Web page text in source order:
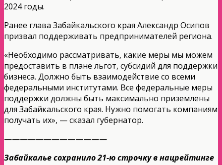
2024 годы.
Ранее глава Забайкальского края Александр Осипов
призвал поддерживать предпринимателей региона.
«Необходимо рассматривать, какие меры мы можем
предоставить в плане льгот, субсидий для поддержки
бизнеса. Должно быть взаимодействие со всеми
федеральными институтами. Все федеральные меры
поддержки должны быть максимально приземлены
для Забайкальского края. Нужно помогать компаниям
получать их», — сказал губернатор.
—————————————
Забайкалье сохранило 21-ю строчку в нацрейтинге